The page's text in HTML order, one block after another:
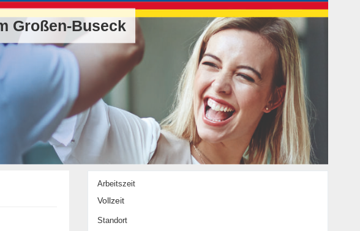
Großen-Buseck
Arbeitszeit
Vollzeit
Standort